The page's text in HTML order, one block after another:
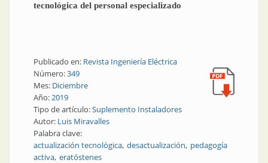
tecnológica del personal especializado
Publicado en: Revista Ingeniería Eléctrica
Número:349
Mes: Diciembre
Año:2019
Tipo de artículo:Suplemento Instaladores
Autor: Luis Miravalles
Palabra clave:
actualización tecnológica desactualización pedagogía
activa eratóstenes